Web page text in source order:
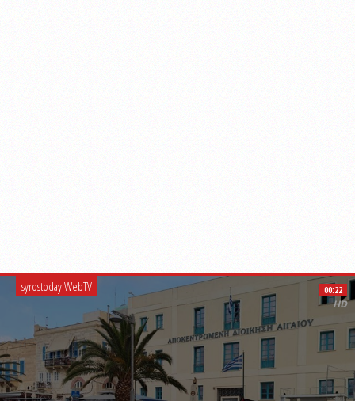
syrostoday WebTV 00:22
HD